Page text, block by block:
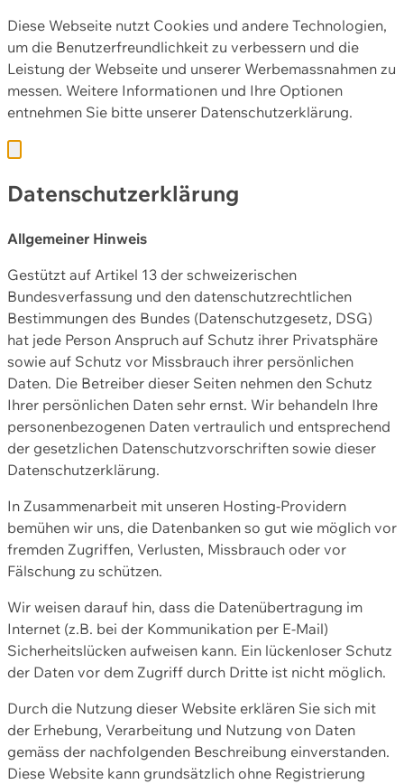
Diese Webseite nutzt Cookies und andere Technologien,
um die Benutzerfreundlichkeit zu verbessern und die
Leistung der Webseite und unserer Werbemassnahmen zu
messen. Weitere Informationen und Ihre Optionen
entnehmen Sie bitte unserer Datenschutzerklärung.
Datenschutzerklärung
Allgemeiner Hinweis
Gestützt auf Artikel 13 der schweizerischen
Bundesverfassung und den datenschutzrechtlichen
Bestimmungen des Bundes (Datenschutzgesetz, DSG)
hat jede Person Anspruch auf Schutz ihrer Privatsphäre
sowie auf Schutz vor Missbrauch ihrer persönlichen
Daten. Die Betreiber dieser Seiten nehmen den Schutz
Ihrer persönlichen Daten sehr ernst. Wir behandeln Ihre
personenbezogenen Daten vertraulich und entsprechend
der gesetzlichen Datenschutzvorschriften sowie dieser
Datenschutzerklärung.
In Zusammenarbeit mit unseren Hosting-Providern
bemühen wir uns, die Datenbanken so gut wie möglich vor
fremden Zugriffen, Verlusten, Missbrauch oder vor
Fälschung zu schützen.
Wir weisen darauf hin, dass die Datenübertragung im
Internet (z.B. bei der Kommunikation per E-Mail)
Sicherheitslücken aufweisen kann. Ein lückenloser Schutz
der Daten vor dem Zugriff durch Dritte ist nicht möglich.
Durch die Nutzung dieser Website erklären Sie sich mit
der Erhebung, Verarbeitung und Nutzung von Daten
gemäss der nachfolgenden Beschreibung einverstanden.
Diese Website kann grundsätzlich ohne Registrierung